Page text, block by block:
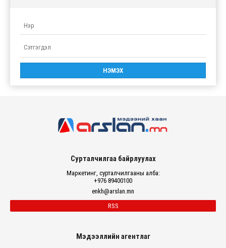
Сурталчилгаа байрлуулах
Маркетинг, сурталчилгааны алба:
+976 89400100
enkh@arslan.mn
RSS
Мэдээллийн агентлаг